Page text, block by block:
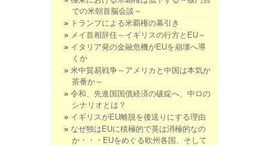
での米朝首脳会談～
トランプによる米覇権の幕引き
メイ首相辞任～イギリスの行方とEU～
イタリア発の金融危機がEUを崩壊へ導
くか
米中貿易戦争～アメリカと中国は本気か
茶番か～
令和、先進国国債経済の破綻へ、中ロの
シナリオとは？
イギリスがEU離脱を後送りにする理由
なぜ独はEUに積極的で英は消極的なの
か・・・EUをめぐる欧州各国、そして